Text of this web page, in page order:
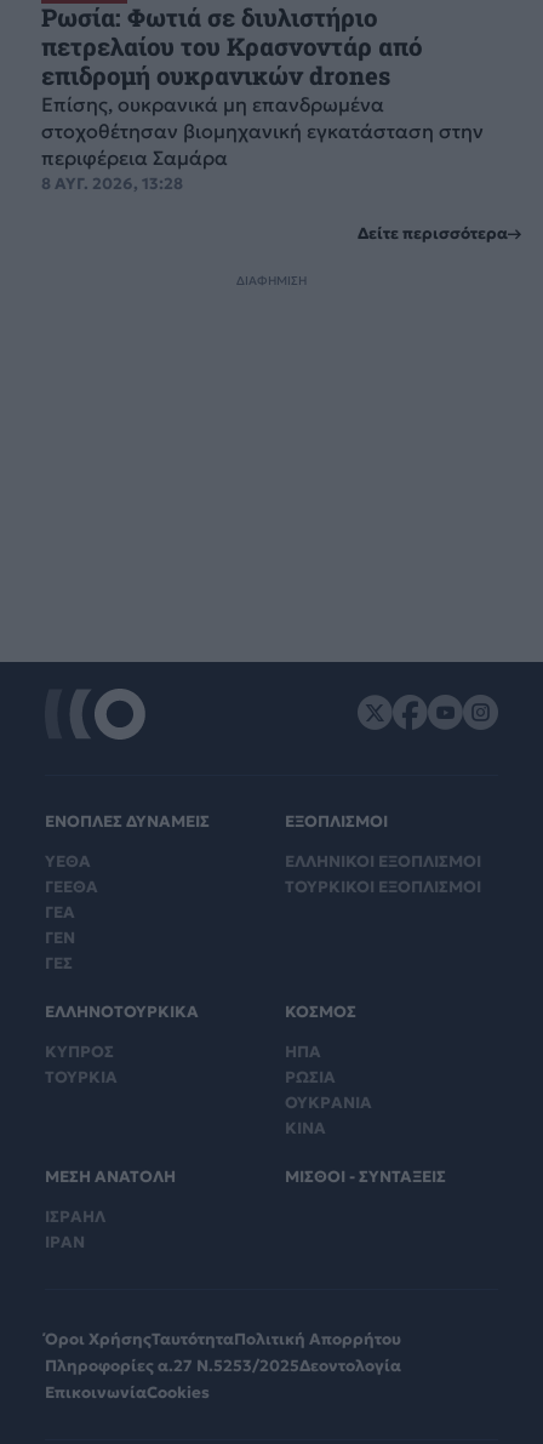
Ρωσία: Φωτιά σε διυλιστήριο
πετρελαίου του Κρασνοντάρ από
επιδρομή ουκρανικών drones
Επίσης, ουκρανικά μη επανδρωμένα
στοχοθέτησαν βιομηχανική εγκατάσταση στην
περιφέρεια Σαμάρα
8 ΑΥΓ. 2026, 13:28
Δείτε περισσότερα
ΔΙΑΦΗΜΙΣΗ
ΕΝΟΠΛΕΣ ΔΥΝΑΜΕΙΣ
ΥΕΘΑ
ΓΕΕΘΑ
ΓΕΑ
ΓΕΝ
ΓΕΣ
ΕΞΟΠΛΙΣΜΟΙ
ΕΛΛΗΝΙΚΟΙ ΕΞΟΠΛΙΣΜΟΙ
ΤΟΥΡΚΙΚΟΙ ΕΞΟΠΛΙΣΜΟΙ
ΕΛΛΗΝΟΤΟΥΡΚΙΚΑ
ΚΥΠΡΟΣ
ΤΟΥΡΚΙΑ
ΚΟΣΜΟΣ
ΗΠΑ
ΡΩΣΙΑ
ΟΥΚΡΑΝΙΑ
ΚΙΝΑ
ΜΕΣΗ ΑΝΑΤΟΛΗ
ΙΣΡΑΗΛ
ΙΡΑΝ
ΜΙΣΘΟΙ - ΣΥΝΤΑΞΕΙΣ
Όροι ΧρήσηςΤαυτότηταΠολιτική Απορρήτου
Πληροφορίες α.27 Ν.5253/2025Δεοντολογία
ΕπικοινωνίαCookies